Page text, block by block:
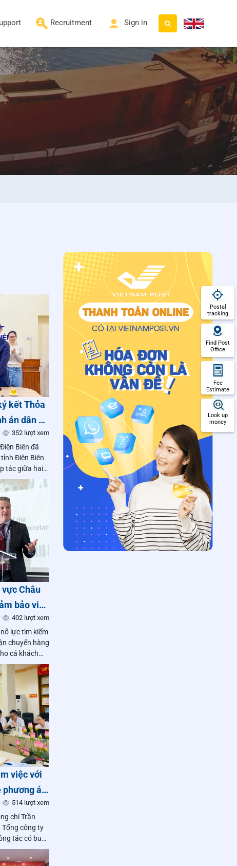
Recruitment Sign in
kết Thỏa
án dân sự
352 lượt xem
Biên đã
Điện Biên
tác giữa hai
Châu
bảo việc
bưu chính
402 lượt xem
lực tìm kiếm
chuyển hàng
cả khách
thời cân
đảm bảo duy
việc với
phương án
514 lượt xem
chí Trần
Tổng công ty
tác có buổi
khai mô hình
kinh doanh.
Postal
tracking
Find Post
Office
Fee
Estimate
Look up
money